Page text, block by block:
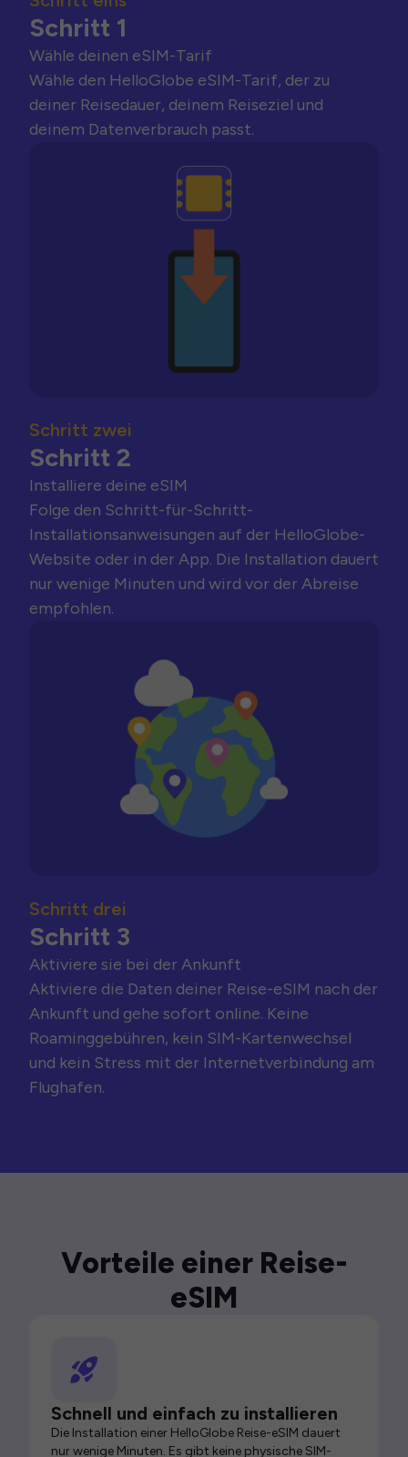
Schritt 1
Wähle deinen eSIM-Tarif
Wähle den HelloGlobe eSIM-Tarif, der zu
deiner Reisedauer, deinem Reiseziel und
deinem Datenverbrauch passt.
Schritt zwei
Schritt 2
Installiere deine eSIM
Folge den Schritt-für-Schritt-
Installationsanweisungen auf der HelloGlobe-
Website oder in der App. Die Installation dauert
nur wenige Minuten und wird vor der Abreise
empfohlen.
Schritt drei
Schritt 3
Aktiviere sie bei der Ankunft
Aktiviere die Daten deiner Reise-eSIM nach der
Ankunft und gehe sofort online. Keine
Roaminggebühren, kein SIM-Kartenwechsel
und kein Stress mit der Internetverbindung am
Flughafen.
Vorteile einer Reise-
eSIM
Schnell und einfach zu installieren
Die Installation einer HelloGlobe Reise-eSIM dauert
nur wenige Minuten. Es gibt keine physische SIM-